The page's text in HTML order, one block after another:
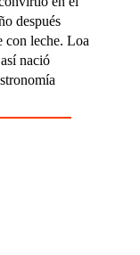
después
con leche. Loa
nació